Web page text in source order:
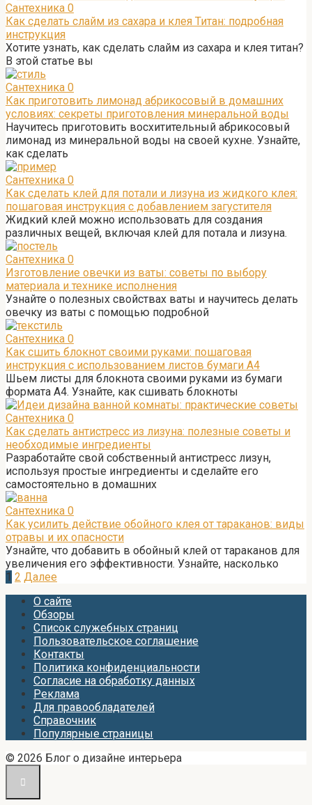
Сантехника 0
Как сделать слайм из сахара и клея Титан: подробная
инструкция
Хотите узнать, как сделать слайм из сахара и клея титан?
В этой статье вы
Сантехника 0
Как приготовить лимонад абрикосовый в домашних
условиях: секреты приготовления минеральной воды
Научитесь приготовить восхитительный абрикосовый
лимонад из минеральной воды на своей кухне. Узнайте,
как сделать
Сантехника 0
Как сделать клей для потали и лизуна из жидкого клея:
пошаговая инструкция с добавлением загустителя
Жидкий клей можно использовать для создания
различных вещей, включая клей для потала и лизуна.
Сантехника 0
Изготовление овечки из ваты: советы по выбору
материала и технике исполнения
Узнайте о полезных свойствах ваты и научитесь делать
овечку из ваты с помощью подробной
Сантехника 0
Как сшить блокнот своими руками: пошаговая
инструкция с использованием листов бумаги А4
Шьем листы для блокнота своими руками из бумаги
формата А4. Узнайте, как сшивать блокноты
Сантехника 0
Как сделать антистресс из лизуна: полезные советы и
необходимые ингредиенты
Разработайте свой собственный антистресс лизун,
используя простые ингредиенты и сделайте его
самостоятельно в домашних
Сантехника 0
Как усилить действие обойного клея от тараканов: виды
отравы и их опасности
Узнайте, что добавить в обойный клей от тараканов для
увеличения его эффективности. Узнайте, насколько
Пагинация
1 2 Далее
О сайте
Обзоры
Список служебных страниц
Пользовательское соглашение
Контакты
Политика конфиденциальности
Согласие на обработку данных
Реклама
Для правообладателей
Справочник
Популярные страницы
© 2026 Блог о дизайне интерьера